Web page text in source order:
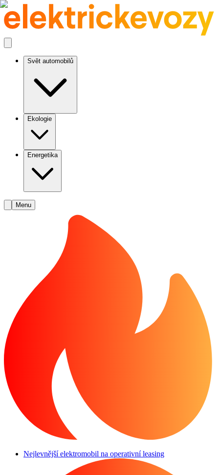
Svět automobilů
Ekologie
Energetika
Menu
Nejlevnější elektromobil na operativní leasing